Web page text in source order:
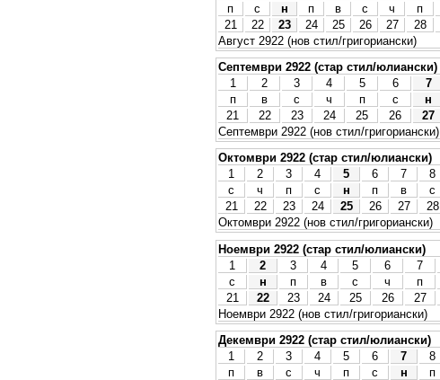
п
с н п в с ч п
21
22 23 24 25 26 27 28
Август 2922 (нов стил/григориански)
Септември 2922 (стар стил/юлиански)
1
2 3 4 5 6 7
п
в с ч п с н
21
22 23 24 25 26 27
Септември 2922 (нов стил/григориански)
Октомври 2922 (стар стил/юлиански)
1
2 3 4 5 6 7 8
с
ч п с н п в с
21
22 23 24 25 26 27 28
Октомври 2922 (нов стил/григориански)
Ноември 2922 (стар стил/юлиански)
1
2 3 4 5 6 7
с
н п в с ч п
21
22 23 24 25 26 27
Ноември 2922 (нов стил/григориански)
Декември 2922 (стар стил/юлиански)
1
2 3 4 5 6 7 8
п
в с ч п с н п